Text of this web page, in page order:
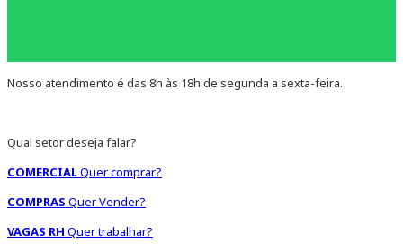
Nosso atendimento é das 8h às 18h de segunda a sexta-feira.
Qual setor deseja falar?
COMERCIALQuer comprar?
COMPRAS Quer Vender?
VAGAS RH Quer trabalhar?